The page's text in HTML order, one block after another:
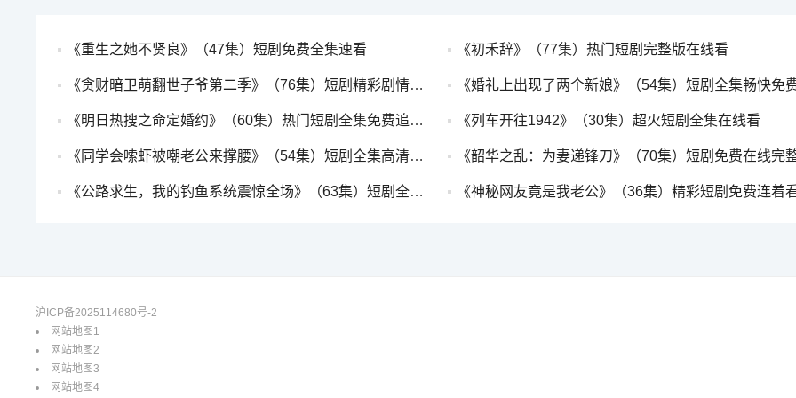
《重生之她不贤良》（47集）短剧免费全集速看 《初禾辞》（77集）热门短剧完整版在线看
《贪财暗卫萌翻世子爷第二季》（76集）短剧精彩剧情全来看 《婚礼上出现了两个新娘》（54集）短剧全集畅快免
《明日热搜之命定婚约》（60集）热门短剧全集免费追着看 《列车开往1942》（30集）超火短剧全集在线看
《同学会嗦虾被嘲老公来撑腰》（54集）短剧全集高清免费看 《韶华之乱：为妻递锋刀》（70集）短剧免费在线完整观
《公路求生，我的钓鱼系统震惊全场》（63集）短剧全集高清免费看 《神秘网友竟是我老公》（36集）精彩短剧免费连着
沪ICP备2025114680号-2
网站地图1
网站地图2
网站地图3
网站地图4